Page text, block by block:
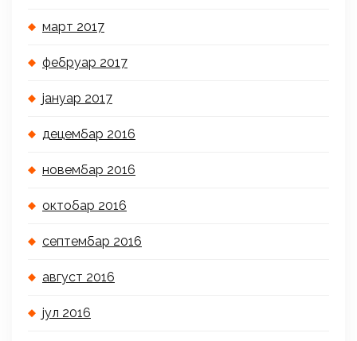
март 2017
фебруар 2017
јануар 2017
децембар 2016
новембар 2016
октобар 2016
септембар 2016
август 2016
јул 2016